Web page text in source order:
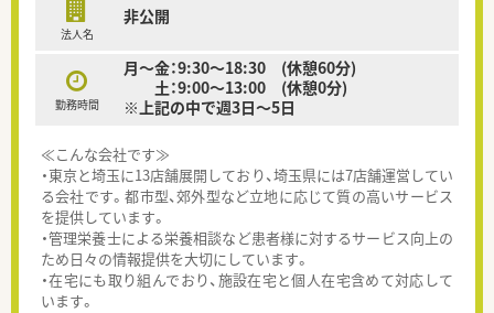
法人名
非公開
勤務時間
月～金：9:30～18:30 (休憩60分)
土：9:00～13:00 (休憩0分)
※上記の中で週3日～5日
≪こんな会社です≫
・東京と埼玉に13店舗展開しており、埼玉県には7店舗運営してい
る会社です。都市型、郊外型など立地に応じて質の高いサービス
を提供しています。
・管理栄養士による栄養相談など患者様に対するサービス向上の
ため日々の情報提供を大切にしています。
・在宅にも取り組んでおり、施設在宅と個人在宅含めて対応して
います。